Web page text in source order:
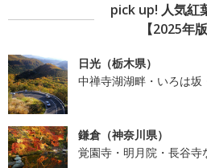
pick up! 人気紅
【2025年版
日光（栃木県）
中禅寺湖湖畔・いろは坂
鎌倉（神奈川県）
覚園寺・明月院・長谷寺